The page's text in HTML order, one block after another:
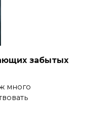
забытых
много